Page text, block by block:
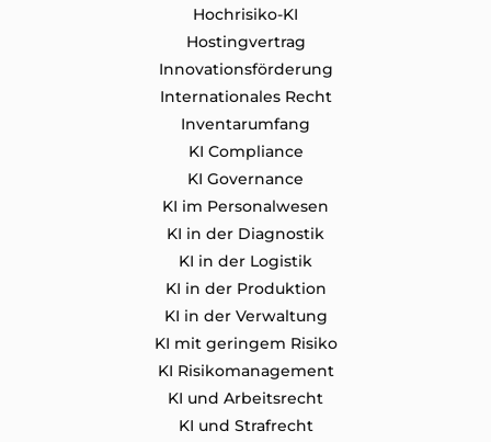
Hochrisiko-KI
Hostingvertrag
Innovationsförderung
Internationales Recht
Inventarumfang
KI Compliance
KI Governance
KI im Personalwesen
KI in der Diagnostik
KI in der Logistik
KI in der Produktion
KI in der Verwaltung
KI mit geringem Risiko
KI Risikomanagement
KI und Arbeitsrecht
KI und Strafrecht